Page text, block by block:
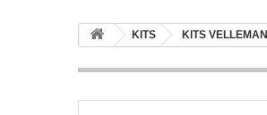
KITS KITS VELLEMAN